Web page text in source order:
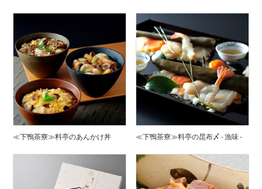
≪下鴨茶寮≫料亭のあんかけ丼 ≪下鴨茶寮≫料亭の昆布〆 - 漁味 -